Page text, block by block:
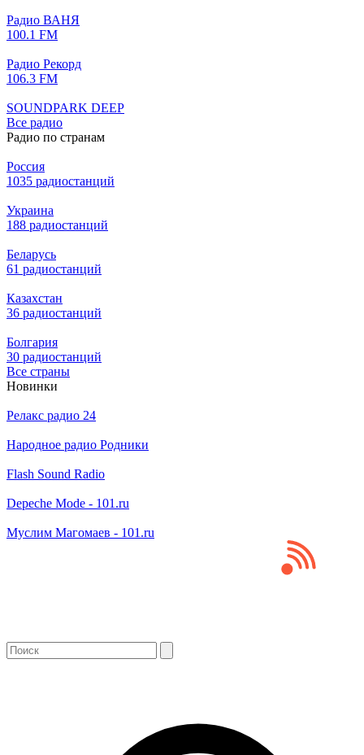
Радио ВАНЯ
100.1 FM
Радио Рекорд
106.3 FM
SOUNDPARK DEEP
Все радио
Радио по странам
Россия
1035 радиостанций
Украина
188 радиостанций
Беларусь
61 радиостанций
Казахстан
36 радиостанций
Болгария
30 радиостанций
Все страны
Новинки
Релакс радио 24
Народное радио Родники
Flash Sound Radio
Depeche Mode - 101.ru
Муслим Магомаев - 101.ru